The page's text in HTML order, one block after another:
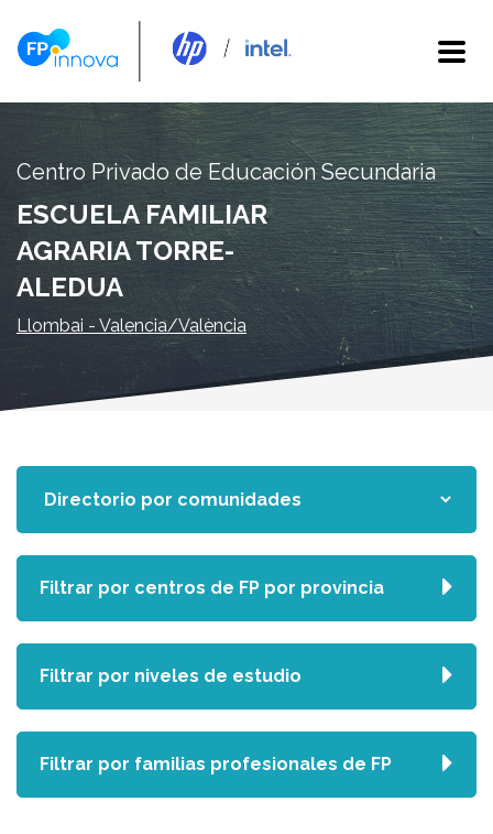
Centro Privado de Educación Secundaria
ESCUELA FAMILIAR
AGRARIA TORRE-
ALEDUA
Llombai - Valencia/València
Filtrar por centros de FP por provincia
Filtrar por niveles de estudio
Filtrar por familias profesionales de FP